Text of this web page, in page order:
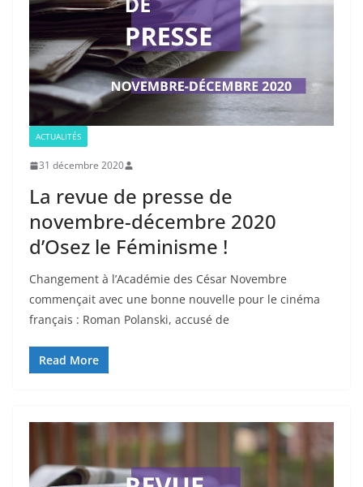
ACTUALITÉS
31 décembre 2020
La revue de presse de
novembre-décembre 2020
d’Osez le Féminisme !
Changement à l’Académie des César Novembre
commençait avec une bonne nouvelle pour le cinéma
français : Roman Polanski, accusé de
Read More